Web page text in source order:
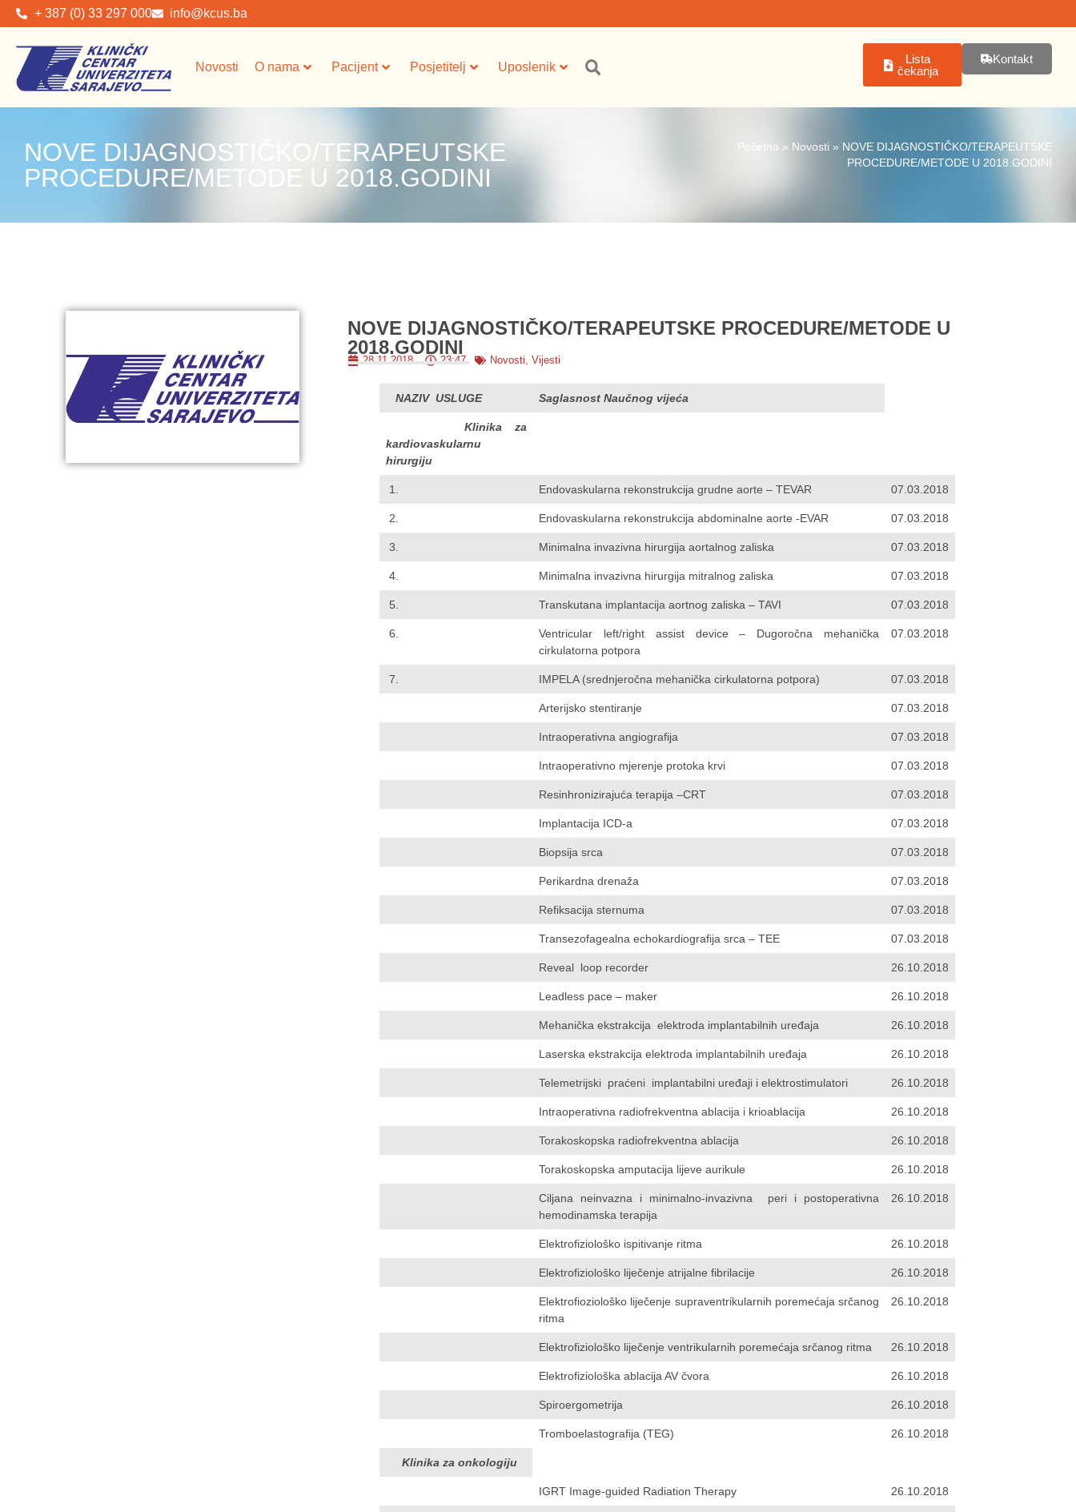
+ 387 (0) 33 297 000 info@kcus.ba
Novosti O nama Pacijent Posjetitelj Uposlenik
Lista
čekanja
Kontakt
NOVE DIJAGNOSTIČKO/TERAPEUTSKE
PROCEDURE/METODE U 2018.GODINI
Početna » Novosti » NOVE DIJAGNOSTIČKO/TERAPEUTSKE
PROCEDURE/METODE U 2018.GODINI
NOVE DIJAGNOSTIČKO/TERAPEUTSKE PROCEDURE/METODE U
2018.GODINI
28.11.2018. 23:47 Novosti,Vijesti
NAZIV USLUGE Saglasnost Naučnog vijeća
Klinika za
kardiovaskularnu
hirurgiju
1. Endovaskularna rekonstrukcija grudne aorte – TEVAR 07.03.2018
2. Endovaskularna rekonstrukcija abdominalne aorte -EVAR 07.03.2018
3. Minimalna invazivna hirurgija aortalnog zaliska 07.03.2018
4. Minimalna invazivna hirurgija mitralnog zaliska 07.03.2018
5. Transkutana implantacija aortnog zaliska – TAVI 07.03.2018
6.
Ventricular left/right assist device – Dugoročna mehanička
cirkulatorna potpora
07.03.2018
7. IMPELA (srednjeročna mehanička cirkulatorna potpora) 07.03.2018
Arterijsko stentiranje 07.03.2018
Intraoperativna angiografija 07.03.2018
Intraoperativno mjerenje protoka krvi 07.03.2018
Resinhronizirajuća terapija –CRT 07.03.2018
Implantacija ICD-a 07.03.2018
Biopsija srca 07.03.2018
Perikardna drenaža 07.03.2018
Refiksacija sternuma 07.03.2018
Transezofagealna echokardiografija srca – TEE 07.03.2018
Reveal loop recorder 26.10.2018
Leadless pace – maker 26.10.2018
Mehanička ekstrakcija elektroda implantabilnih uređaja 26.10.2018
Laserska ekstrakcija elektroda implantabilnih uređaja 26.10.2018
Telemetrijski praćeni implantabilni uređaji i elektrostimulatori 26.10.2018
Intraoperativna radiofrekventna ablacija i krioablacija 26.10.2018
Torakoskopska radiofrekventna ablacija 26.10.2018
Torakoskopska amputacija lijeve aurikule 26.10.2018
Ciljana neinvazna i minimalno-invazivna peri i postoperativna
hemodinamska terapija
26.10.2018
Elektrofiziološko ispitivanje ritma 26.10.2018
Elektrofiziološko liječenje atrijalne fibrilacije 26.10.2018
Elektrofioziološko liječenje supraventrikularnih poremećaja srčanog
ritma
26.10.2018
Elektrofiziološko liječenje ventrikularnih poremećaja srčanog ritma 26.10.2018
Elektrofiziološka ablacija AV čvora 26.10.2018
Spiroergometrija 26.10.2018
Tromboelastografija (TEG) 26.10.2018
Klinika za onkologiju
IGRT Image-guided Radiation Therapy 26.10.2018